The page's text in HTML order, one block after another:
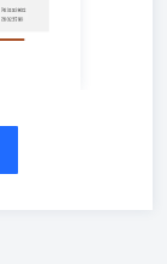
从业资格号：
投资咨询号：
年棕榈油呈现震荡
号：F03120615投资
情回
市场走